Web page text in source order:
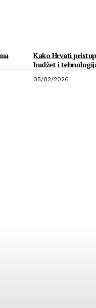
Kako Hrvati
budžet i
05/02/2026